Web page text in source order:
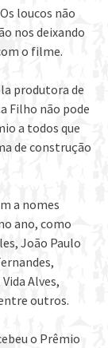
loucos não
nos deixando
o filme.
produtora de
Filho não pode
a todos que
de construção
a nomes
ano, como
João Paulo
Alves,
outros.
o Prêmio